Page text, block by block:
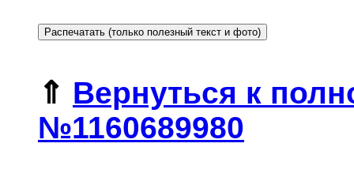
⇑ Вернуться к
№1160689980